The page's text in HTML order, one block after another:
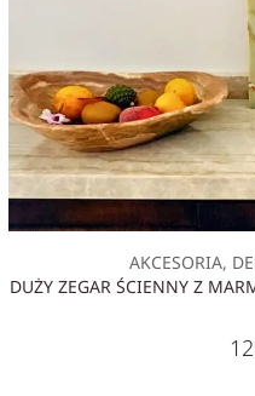
AKCESORIA,
DUŻY ZEGAR ŚCIENNY Z